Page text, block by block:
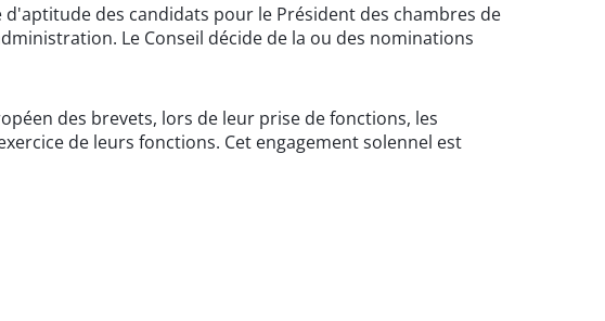
des candidats pour le Président des chambres de
Le Conseil décide de la ou des nominations
des brevets, lors de leur prise de fonctions, les
de leurs fonctions. Cet engagement solennel est